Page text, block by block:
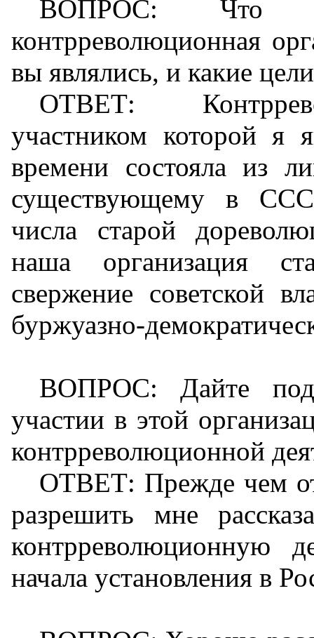
ВОПРОС: Что
контрреволюционная
вы являлись, и какие
ОТВЕТ:
участником которой я
времени состояла из
существующему в
числа старой
наша организация
свержение советской
буржуазно-
ВОПРОС: Дайте
участии в этой
контрреволюционной
ОТВЕТ: Прежде чем
разрешить мне
контрреволюционную
начала установления в